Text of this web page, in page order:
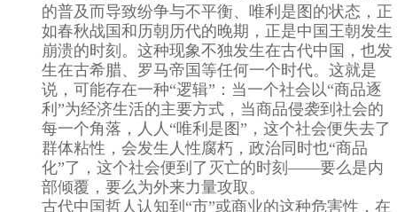
的普及而导致纷争与不平衡、唯利是图的状态，正
如春秋战国和历朝历代的晚期，正是中国王朝发生
崩溃的时刻。这种现象不独发生在古代中国，也发
生在古希腊、罗马帝国等任何一个时代。这就是
说，可能存在一种“逻辑”：当一个社会以“商品逐
利”为经济生活的主要方式，当商品侵袭到社会的
每一个角落，人人“唯利是图”，这个社会便失去了
群体粘性，会发生人性腐朽，政治同时也“商品
化”了，这个社会便到了灭亡的时刻——要么是内
部倾覆，要么为外来力量攻取。
古代中国哲人认知到“市”或商业的这种危害性，在